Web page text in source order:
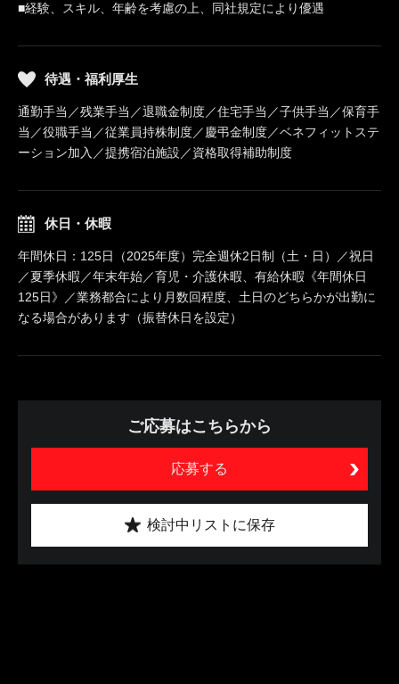
■経験、スキル、年齢を考慮の上、同社規定により優遇
待遇・福利厚生
通勤手当／残業手当／退職金制度／住宅手当／子供手当／保育手
当／役職手当／従業員持株制度／慶弔金制度／ベネフィットステ
ーション加入／提携宿泊施設／資格取得補助制度
休日・休暇
年間休日：125日（2025年度）完全週休2日制（土・日）／祝日
／夏季休暇／年末年始／育児・介護休暇、有給休暇《年間休日
125日》／業務都合により月数回程度、土日のどちらかが出勤に
なる場合があります（振替休日を設定）
ご応募はこちらから
応募する
検討中リストに保存